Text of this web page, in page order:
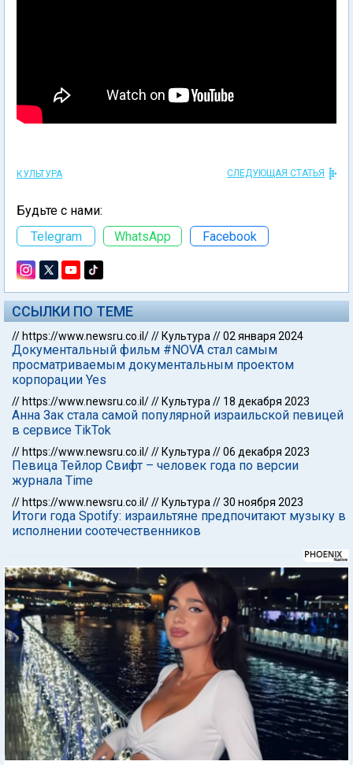
КУЛЬТУРА СЛЕДУЮЩАЯ СТАТЬЯ
Будьте с нами:
Telegram
WhatsApp Facebook
ССЫЛКИ ПО ТЕМЕ
// https://www.newsru.co.il/// Культура //02 января 2024
Документальный фильм #NOVA стал самым
просматриваемым документальным проектом
корпорации Yes
// https://www.newsru.co.il/// Культура // 18 декабря 2023
Анна Зак стала самой популярной израильской певицей
в сервисе TikTok
// https://www.newsru.co.il/// Культура //06 декабря 2023
Певица Тейлор Свифт – человек года по версии
журнала Time
// https://www.newsru.co.il/// Культура //30 ноября 2023
Итоги года Spotify: израильтяне предпочитают музыку в
исполнении соотечественников